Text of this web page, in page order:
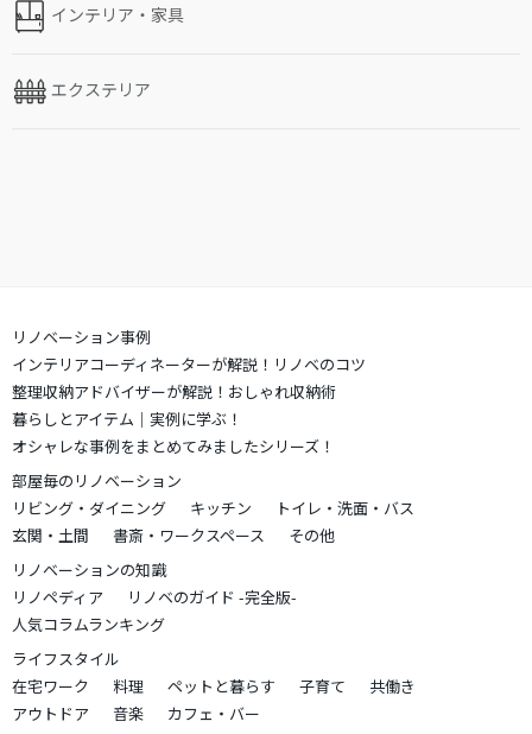
インテリア・家具
エクステリア
リノベーション事例
インテリアコーディネーターが解説！リノベのコツ
整理収納アドバイザーが解説！おしゃれ収納術
暮らしとアイテム｜実例に学ぶ！
オシャレな事例をまとめてみましたシリーズ！
部屋毎のリノベーション
リビング・ダイニング
キッチン
トイレ・洗面・バス
玄関・土間
書斎・ワークスペース
その他
リノベーションの知識
リノペディア
リノベのガイド -完全版-
人気コラムランキング
ライフスタイル
在宅ワーク
料理 ペットと暮らす 子育て
共働き
アウトドア
音楽
カフェ・バー